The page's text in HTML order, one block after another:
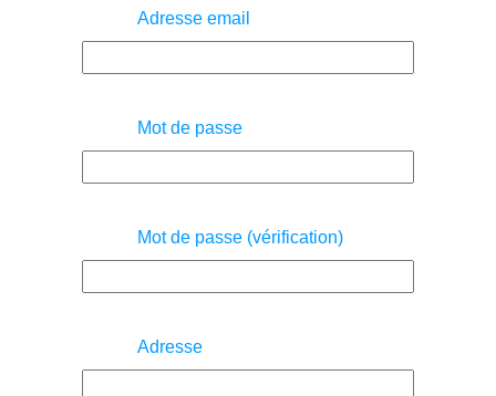
Adresse email
Mot de passe
Mot de passe (vérification)
Adresse